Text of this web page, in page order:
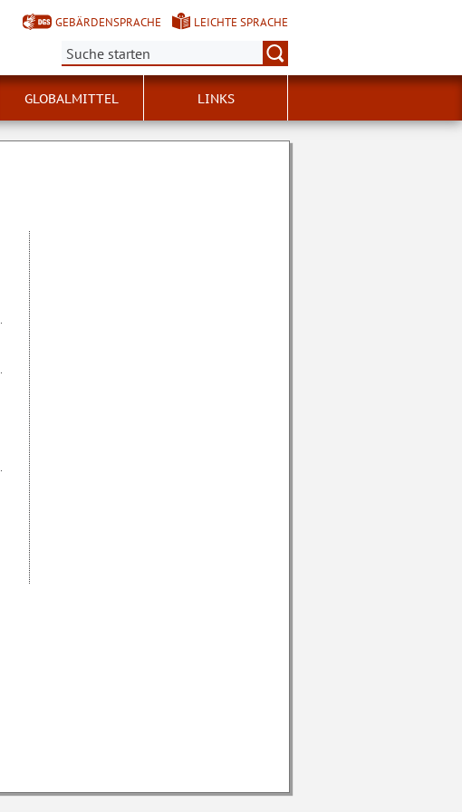
GEBÄRDENSPRACHE
LEICHTE SPRACHE
Suche:
GLOBALMITTEL LINKS